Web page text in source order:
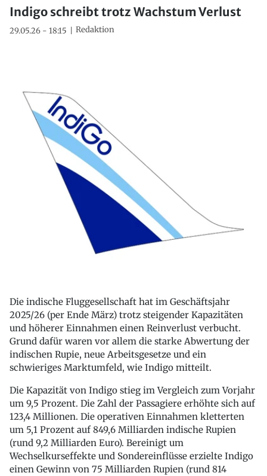
Indigo schreibt trotz Wachstum Verlust
29.05.26 - 18:15 Redaktion
Die indische Fluggesellschaft hat im Geschäftsjahr
2025/26 (per Ende März) trotz steigender Kapazitäten
und höherer Einnahmen einen Reinverlust verbucht.
Grund dafür waren vor allem die starke Abwertung der
indischen Rupie, neue Arbeitsgesetze und ein
schwieriges Marktumfeld, wie Indigo mitteilt.
Die Kapazität von Indigo stieg im Vergleich zum Vorjahr
um 9,5 Prozent. Die Zahl der Passagiere erhöhte sich auf
123,4 Millionen. Die operativen Einnahmen kletterten
um 5,1 Prozent auf 849,6 Milliarden indische Rupien
(rund 9,2 Milliarden Euro). Bereinigt um
Wechselkurseffekte und Sondereinflüsse erzielte Indigo
einen Gewinn von 75 Milliarden Rupien (rund 814